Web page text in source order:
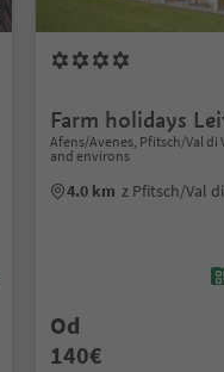
Farm holidays
Afens/Avenes, Pfitsch/Val di
and environs
4.0 km z Pfitsch/Val
Od
140€